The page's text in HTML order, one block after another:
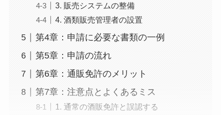
3. 販売システムの整備
4. 酒類販売管理者の設置
第4章：申請に必要な書類の一例
第5章：申請の流れ
第6章：通販免許のメリット
第7章：注意点とよくあるミス
1. 通常の酒販免許と誤認する